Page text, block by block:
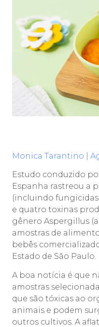
Monica Tarantino |
Estudo conduzido
Espanha rastreou a
(incluindo
e quatro toxinas
gênero Aspergillus
amostras de
bebês
Estado de São Paulo.
A boa notícia é que
amostras
que são tóxicas ao
animais e podem
outros cultivos. A